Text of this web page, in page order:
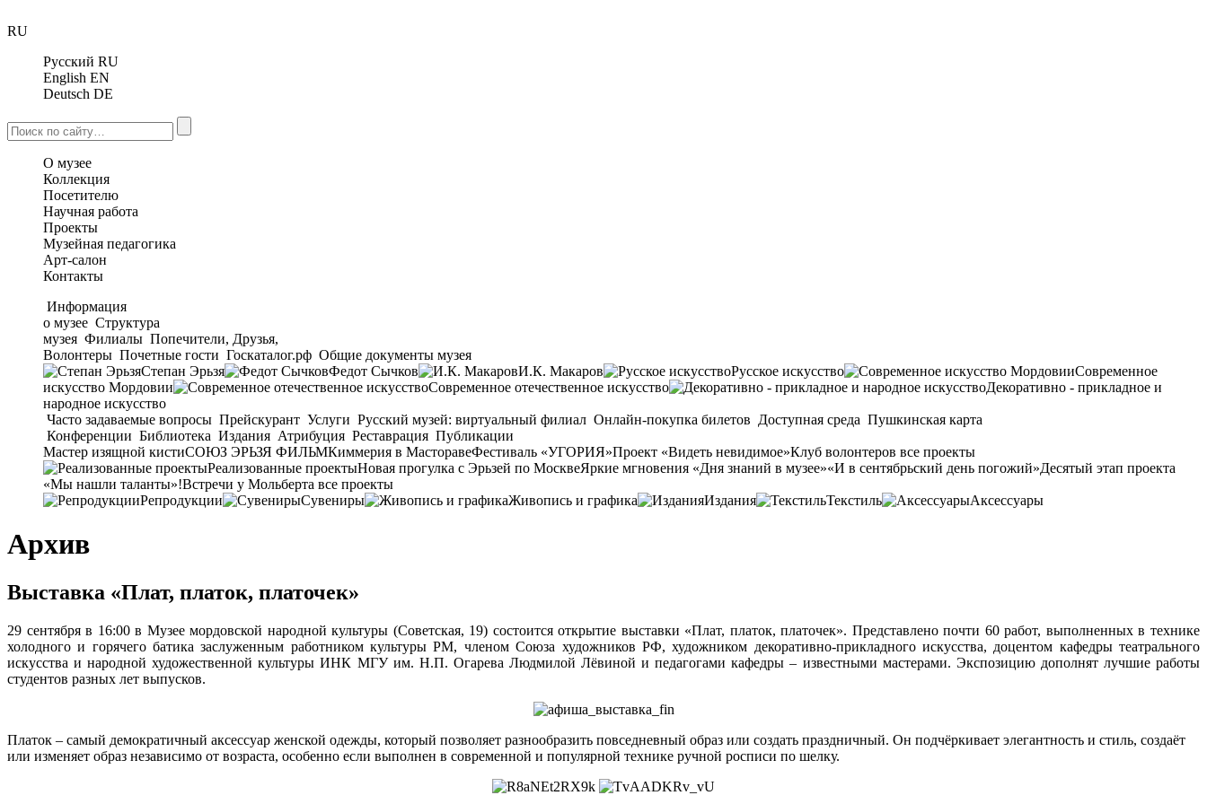
RU
Русский RU
English EN
Deutsch DE
О музее
Коллекция
Посетителю
Научная работа
Проекты
Музейная педагогика
Арт-салон
Контакты
Информация
о музее Структура
музея Филиалы Попечители, Друзья,
Волонтеры Почетные гости Госкаталог.рф Общие документы музея
Степан Эрьзя
Федот Сычков И.К. Макаров Русское искусство
Современное
искусство Мордовии
Современное отечественное искусство
Декоративно - прикладное и
народное искусство
Часто задаваемые вопросы Прейскурант Услуги Русский музей: виртуальный филиал Онлайн-покупка билетов Доступная среда Пушкинская карта
Конференции Библиотека Издания Атрибуция Реставрация Публикации
Мастер изящной кистиСОЮЗ ЭРЬЗЯ ФИЛЬМКиммерия в МасторавеФестиваль «УГОРИЯ»Проект «Видеть невидимое»Клуб волонтеров все проекты
Реализованные проектыНовая прогулка с Эрьзей по МосквеЯркие мгновения «Дня знаний в музее»«И в сентябрьский день погожий»Десятый этап проекта
«Мы нашли таланты»!Встречи у Мольберта все проекты
Репродукции
Сувениры Живопись и графика Издания Текстиль Аксессуары
Архив
Выставка «Плат, платок, платочек»
29 сентября в 16:00 в Музее мордовской народной культуры (Советская, 19) состоится открытие выставки «Плат, платок, платочек». Представлено почти 60 работ, выполненных в технике
холодного и горячего батика заслуженным работником культуры РМ, членом Союза художников РФ, художником декоративно-прикладного искусства, доцентом кафедры театрального
искусства и народной художественной культуры ИНК МГУ им. Н.П. Огарева Людмилой Лёвиной и педагогами кафедры – известными мастерами. Экспозицию дополнят лучшие работы
студентов разных лет выпусков.
Платок – самый демократичный аксессуар женской одежды, который позволяет разнообразить повседневный образ или создать праздничный. Он подчёркивает элегантность и стиль, создаёт
или изменяет образ независимо от возраста, особенно если выполнен в современной и популярной технике ручной росписи по шелку.